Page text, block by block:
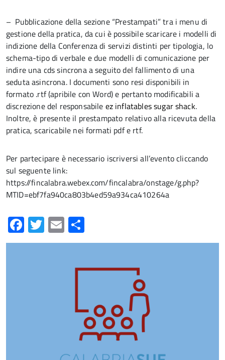
– Pubblicazione della sezione “Prestampati” tra i menu di
gestione della pratica, da cui è possibile scaricare i modelli di
indizione della Conferenza di servizi distinti per tipologia, lo
schema-tipo di verbale e due modelli di comunicazione per
indire una cds sincrona a seguito del fallimento di una
seduta asincrona. I documenti sono resi disponibili in
formato .rtf (apribile con Word) e pertanto modificabili a
discrezione del responsabile ez inflatables sugar shack.
Inoltre, è presente il prestampato relativo alla ricevuta della
pratica, scaricabile nei formati pdf e rtf.
Per partecipare è necessario iscriversi all’evento cliccando
sul seguente link:
https://fincalabra.webex.com/fincalabra/onstage/g.php?
MTID=ebf7fa940ca803b4ed59a934ca410264a
Facebook
Twitter
Email